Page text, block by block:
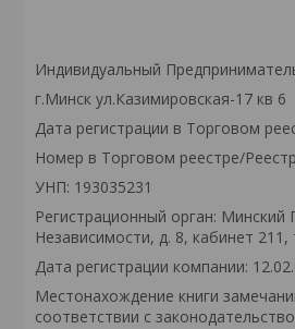
Индивидуальный
г.Минск ул.Казимировская-17 кв 6
Дата регистрации в Торговом
Номер в Торговом реестре/
УНП: 193035231
Регистрационный орган:
Независимости, д. 8, кабинет
Дата регистрации компании:
Местонахождение книги
соответствии с